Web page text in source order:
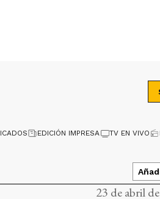
EDICIÓN IMPRESA TV EN VIVO
23 de abril